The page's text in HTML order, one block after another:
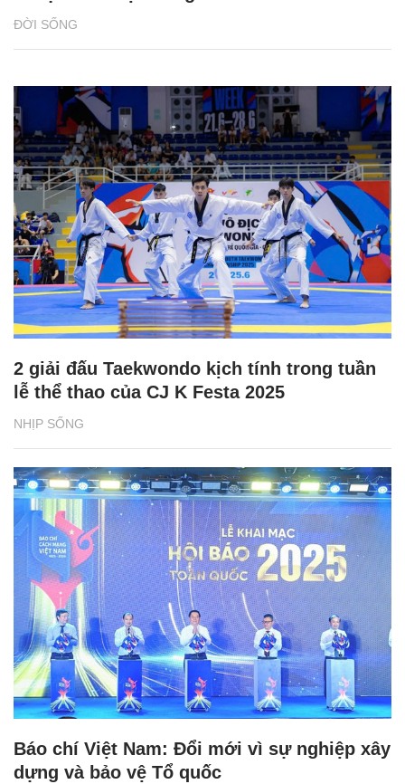
ĐỜI SỐNG
NHỊP SỐNG
2 giải đấu Taekwondo kịch tính trong tuần
lễ thể thao của CJ K Festa 2025
Báo chí Việt Nam: Đổi mới vì sự nghiệp xây
dựng và bảo vệ Tổ quốc